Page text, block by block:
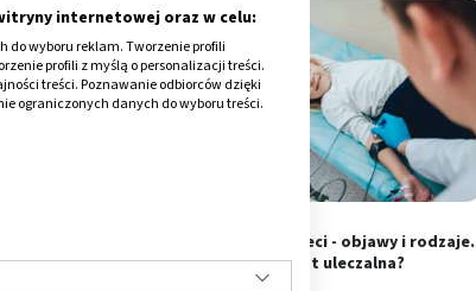
Padaczka u dzieci - objawy i rodzaje.
Czy jest uleczalna?
internetowej oraz w celu:
wyboru reklam. Tworzenie profili
profili z myślą o personalizacji treści.
treści. Poznawanie odbiorców dzięki
ograniczonych danych do wyboru treści.